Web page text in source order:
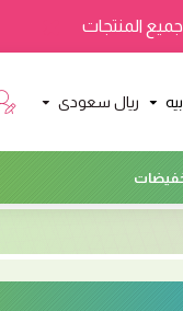
المنتجات
ريال سعودى